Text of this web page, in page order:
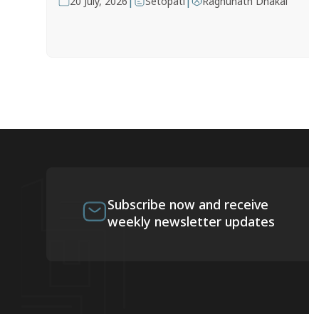
Subscribe now and receive
weekly newsletter updates